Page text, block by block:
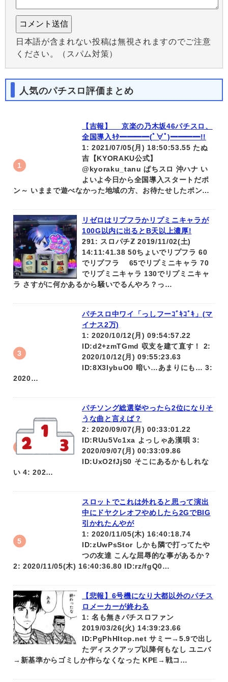
日本語が含まれない投稿は無視されますのでご注意
ください。（スパム対策）
人気のパチスロ評価まとめ
【吉報】 京楽の乃木坂46パチスロ、
全国導入ｷﾀ━━━━(ﾟ∀ﾟ)━━━━!!
1: 2021/07/05(月) 18:50:53.55 たぬ
吉【KYORAKU公式】
@kyoraku_tanu ぱちスロ 沖ハナ い
よいよ今日から全国導入スタートだポ
ン～ いままで遊べなかった地域の方、お待たせしたポン…
リゼロはリプフラかリプミニキャラが
100G以内に出るとB天以上濃厚!
291: スロパチℤ 2019/11/02(土)
14:11:41.38 50ちょいでリプフラ 60
でリプフラ 65でリプミニキャラ 70
でリプミニキャラ 130でリプミニキャ
ラ さすがに何かあるから騒いでるんやろ？っ…
パチスロ中ワイ「っしフーｺﾞｷｺﾞｷ」(マ
イナス2万)
1: 2020/10/12(月) 09:54:57.22
ID:d2+zmTGmd 収支を建て直す！ 2:
2020/10/12(月) 09:55:23.63
ID:8X3lybuO0 暗い…あまりにも… 3:
2020…
パチソング総選挙やったら2位になりそ
うな曲と言えば？
2: 2020/09/07(月) 00:33:01.22
ID:RUu5Vc1xa よっしゃあ漢唄 3:
2020/09/07(月) 00:33:09.86
ID:UxO2fJjS0 そこにあるかもしれな
い 4: 202…
スロットでこれは外れると思って演出
中にドヤクレオフやめしたら2GでBIG
引かれたんやが
1: 2020/11/05(木) 16:40:18.74
ID:zUwPsStor しかも隣で打ってたや
つの友達 こんな屈辱的な事があるか？
2: 2020/11/05(木) 16:40:36.80 ID:rz/fgQ0…
【悲報】6号機になり大都以外のパチス
ロメーカーが終わる
1: 名も無きパチスロファン
2019/03/26(火) 14:39:23.66
ID:PgPhHItcp.net サミー→5.9で出し
たディスクアップ以降何もなし ユニバ
→新基準からゴミしか作らなくなった KPE→戦コ…